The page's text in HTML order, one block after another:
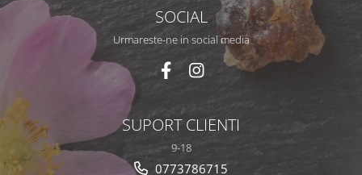
SOCIAL
Urmareste-ne in social media
SUPORT CLIENTI
9-18
0773786715